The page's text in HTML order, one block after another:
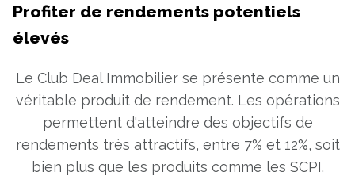
Profiter de rendements potentiels
élevés
Le Club Deal Immobilier se présente comme un
véritable produit de rendement. Les opérations
permettent d'atteindre des objectifs de
rendements très attractifs, entre 7% et 12%, soit
bien plus que les produits comme les SCPI.